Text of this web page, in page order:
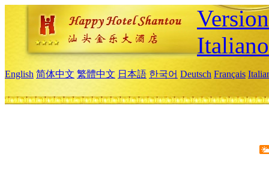
Italiano
English 简体中文 繁體中文 日本語 한국어 Deutsch Français